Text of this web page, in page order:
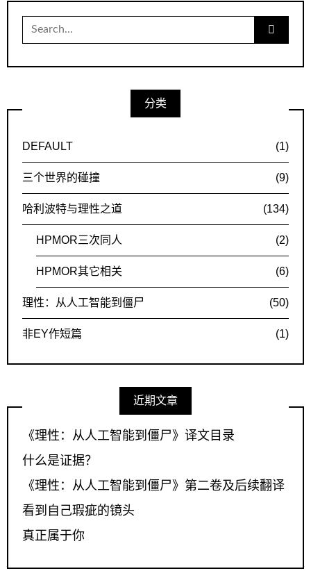
Search
for:
分类
DEFAULT (1)
三个世界的碰撞 (9)
哈利波特与理性之道 (134)
HPMOR三次同人 (2)
HPMOR其它相关 (6)
理性：从人工智能到僵尸 (50)
非EY作短篇 (1)
近期文章
《理性：从人工智能到僵尸》译文目录
什么是证据？
《理性：从人工智能到僵尸》第二卷及后续翻译
看到自己瑕疵的镜头
真正属于你